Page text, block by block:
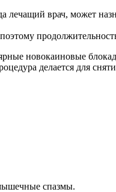
лечащий врач, может
новокаиновые
делается для
спазмы.